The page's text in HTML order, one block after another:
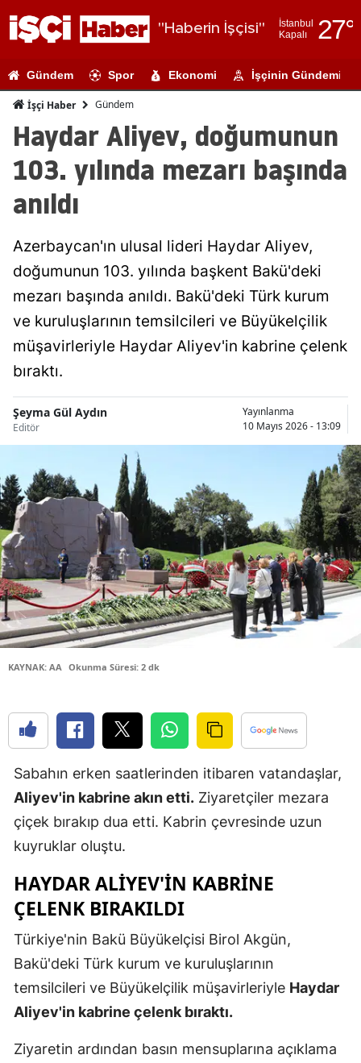
"Haberin İşçisi"
İstanbul
Kapalı
27°
Adıyaman
Ağrı
Amasya
Antalya
Artvin
Aydın
Balıkesir
Bitlis
Bolu
Burdur
Bursa
Çanakkale
Çankırı
Diyarbakır
Edirne
Elazığ
Erzincan
Gündem Spor Ekonomi İşçinin Gündemi
İşçi Haber Gündem
Haydar Aliyev, doğumunun
103. yılında mezarı başında
anıldı
Azerbaycan'ın ulusal lideri Haydar Aliyev,
doğumunun 103. yılında başkent Bakü'deki
mezarı başında anıldı. Bakü'deki Türk kurum
ve kuruluşlarının temsilcileri ve Büyükelçilik
müşavirleriyle Haydar Aliyev'in kabrine çelenk
bıraktı.
Şeyma Gül Aydın
Editör
Yayınlanma
10 Mayıs 2026 - 13:09
KAYNAK: AA Okunma Süresi: 2 dk
Sabahın erken saatlerinden itibaren vatandaşlar,
Aliyev'in kabrine akın etti. Ziyaretçiler mezara
çiçek bırakıp dua etti. Kabrin çevresinde uzun
kuyruklar oluştu.
HAYDAR ALIYEV'IN KABRINE
ÇELENK BIRAKILDI
Türkiye'nin Bakü Büyükelçisi Birol Akgün,
Bakü'deki Türk kurum ve kuruluşlarının
temsilcileri ve Büyükelçilik müşavirleriyle Haydar
Aliyev'in kabrine çelenk bıraktı.
Ziyaretin ardından basın mensuplarına açıklama